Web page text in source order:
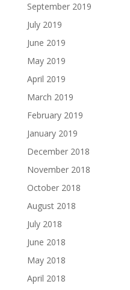
September 2019
July 2019
June 2019
May 2019
April 2019
March 2019
February 2019
January 2019
December 2018
November 2018
October 2018
August 2018
July 2018
June 2018
May 2018
April 2018